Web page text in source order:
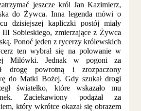
jeszcze król Jan Kazimierz,
do Żywca. Inna legenda mówi o
dzisiejszej kapliczki postój miały
Sobieskiego, zmierzające z Żywca
Ponoć jeden z rycerzy królewskich
ten wybrał się na polowanie w
Milówki. Jednak w pogoni za
drogę powrotną i zrozpaczony
do Matki Bożej. Gdy szukał drogi
światełko, które wskazało mu
Zaciekawiony podążał za
który wkrótce okazał się obrazem